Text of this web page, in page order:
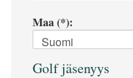
Maa (*):
Suomi
Golf jäsenyys